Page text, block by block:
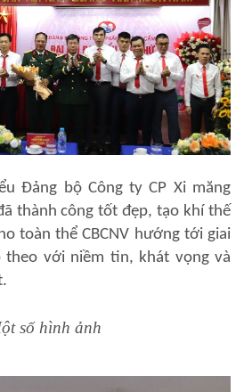
Đảng bộ Công ty CP Xi măng
thành công tốt đẹp, tạo khí thế
toàn thể CBCNV hướng tới giai
với niềm tin, khát vọng và
số hình ảnh